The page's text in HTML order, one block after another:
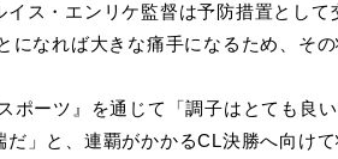
ス・エンリケ監督は予防措置とし
なれば大きな痛手になるため、その
ーツ』を通じて「調子はとても良
」と、連覇がかかるCL決勝へ向け